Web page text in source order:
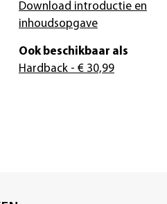
Download introductie en
inhoudsopgave
Ook beschikbaar als
Hardback - € 30,99